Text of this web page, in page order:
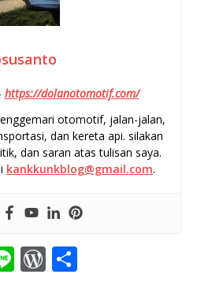
https://dolanotomotif.com/
otomotif, jalan-jalan,
dan kereta api. silakan
dan saran atas tulisan saya.
kankkunkblog@gmail.com.
Li W